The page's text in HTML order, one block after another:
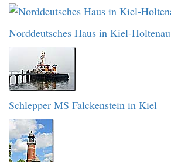
Norddeutsches Haus in Kiel-Holtenau
Schlepper MS Falckenstein in Kiel